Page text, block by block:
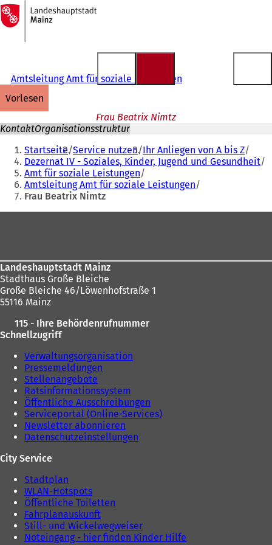
Inhalt anspringen
Zur
Startseite
Amtsleitung Amt für soziale Leistungen
vorlesen
Frau Beatrix Nimtz
KontaktOrganisationsstruktur
Sie
befinden
sich
hier:
Startseite Service nutzen Ihr Anliegen von A bis Z
Dezernat IV - Soziales, Kinder, Jugend und Gesundheit
Amt für soziale Leistungen
Amtsleitung Amt für soziale Leistungen
Frau Beatrix Nimtz
Landeshauptstadt Mainz
Stadthaus Große Bleiche
Große Bleiche 46/Löwenhofstraße 1
55116 Mainz
115 - Ihre Behördenrufnummer
Schnellzugriff
Verwaltungsorganisation
Pressemeldungen
Stellenangebote
Ratsinformationssystem
Öffentliche Ausschreibungen
Serviceportal (Online-Services)
Newsletter abonnieren
Datenschutzeinstellungen
City Service
Stadtplan
WLAN-Hotspots
Öffentliche Toiletten
Fahrplanauskunft
Still- und Wickelwegweiser
Noteingang - hier finden Kinder Hilfe